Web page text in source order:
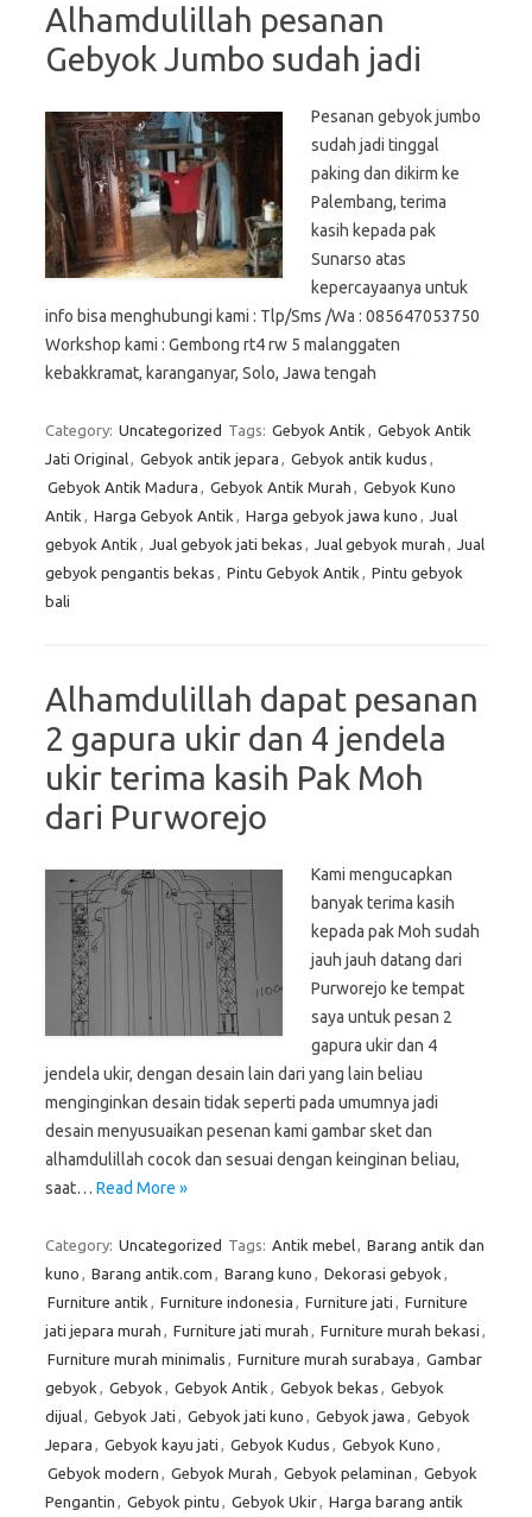
Alhamdulillah pesanan
Gebyok Jumbo sudah jadi
Pesanan gebyok jumbo
sudah jadi tinggal
paking dan dikirm ke
Palembang, terima
kasih kepada pak
Sunarso atas
kepercayaanya untuk
info bisa menghubungi kami : Tlp/Sms /Wa : 085647053750
Workshop kami : Gembong rt4 rw 5 malanggaten
kebakkramat, karanganyar, Solo, Jawa tengah
Category: Uncategorized Tags: Gebyok Antik , Gebyok Antik
Jati Original, Gebyok antik jepara , Gebyok antik kudus ,
Gebyok Antik Madura , Gebyok Antik Murah , Gebyok Kuno
Antik , Harga Gebyok Antik , Harga gebyok jawa kuno , Jual
gebyok Antik , Jual gebyok jati bekas , Jual gebyok murah , Jual
gebyok pengantis bekas , Pintu Gebyok Antik , Pintu gebyok
bali
Alhamdulillah dapat pesanan
2 gapura ukir dan 4 jendela
ukir terima kasih Pak Moh
dari Purworejo
Kami mengucapkan
banyak terima kasih
kepada pak Moh sudah
jauh jauh datang dari
Purworejo ke tempat
saya untuk pesan 2
gapura ukir dan 4
jendela ukir, dengan desain lain dari yang lain beliau
menginginkan desain tidak seperti pada umumnya jadi
desain menyusuaikan pesenan kami gambar sket dan
alhamdulillah cocok dan sesuai dengan keinginan beliau,
saat… Read More »
Category: Uncategorized Tags: Antik mebel, Barang antik dan
kuno , Barang antik.com , Barang kuno , Dekorasi gebyok ,
Furniture antik , Furniture indonesia , Furniture jati , Furniture
jati jepara murah , Furniture jati murah , Furniture murah bekasi ,
Furniture murah minimalis , Furniture murah surabaya , Gambar
gebyok , Gebyok , Gebyok Antik , Gebyok bekas , Gebyok
dijual, Gebyok Jati , Gebyok jati kuno , Gebyok jawa , Gebyok
Jepara , Gebyok kayu jati , Gebyok Kudus , Gebyok Kuno ,
Gebyok modern , Gebyok Murah , Gebyok pelaminan , Gebyok
Pengantin , Gebyok pintu , Gebyok Ukir, Harga barang antik